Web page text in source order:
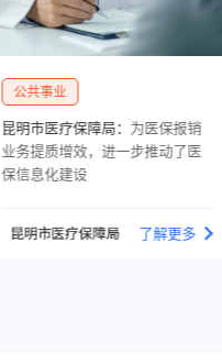
制造
吉利汽车：Ki-AgentS提升吉利汽
车智能交互系统意图理解和多场
景交互能力
了解更多